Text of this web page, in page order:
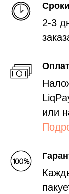
Сроки
2-3
или